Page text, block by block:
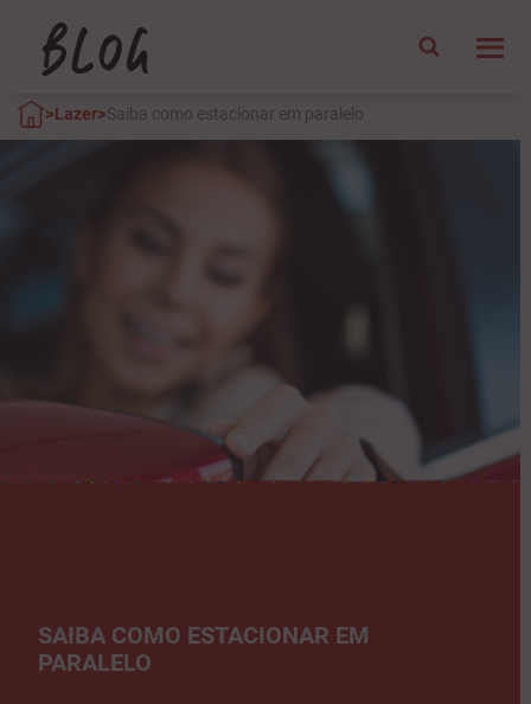
>Lazer>Saiba como estacionar em paralelo
SAIBA COMO ESTACIONAR EM
PARALELO